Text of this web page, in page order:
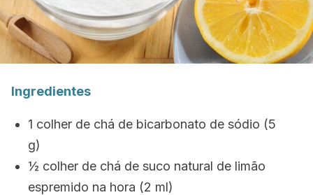
Ingredientes
1 colher de chá de bicarbonato de sódio (5
g)
½ colher de chá de suco natural de limão
espremido na hora (2 ml)